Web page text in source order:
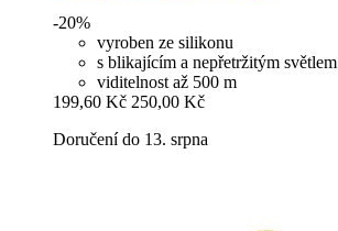
-20%
vyroben ze silikonu
s blikajícím a nepřetržitým světlem
viditelnost až 500 m
199,60 Kč 250,00 Kč
Doručení do 13. srpna